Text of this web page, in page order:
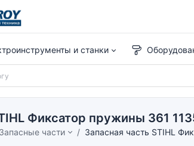
и станки
Фиксатор пружины 361
Запасные части Запасная часть STIHL